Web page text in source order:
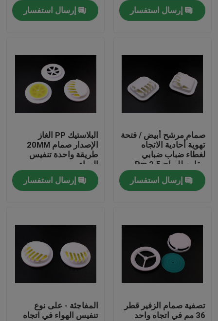
المنتجات
عنّا
جولة في المصنع
مراقبة الجودة
أخبار
اطلب اقتباس
البلاستيك صنبور قبعات
غطاء زجاجة بلاستيكية
إرسال استفسار
إرسال استفسار
صمام مرشح أبيض / فتحة
تهوية أحادية الاتجاه
لغطاء ضباب ضبابي
مقاوم للرياح 2.5 Pm
إرسال استفسار
البلاستيك PP الغاز
الإصدار صمام 20MM
طريقة واحدة تنفيس
الهواء
إرسال استفسار
تصفية صمام الزفير قطر
36 مم في اتجاه واحد
المفاجئة - على نوع
تنفيس الهواء في اتجاه